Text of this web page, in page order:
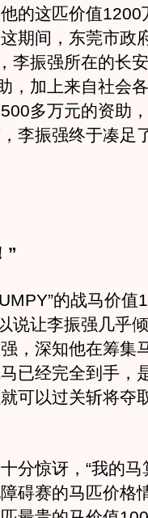
的这匹价值1200
期间，东莞市政
李振强所在的长
，加上来自社会
多万元的资助
李振强终于凑足
”
的战马价值
说让李振强几乎
，深知他在筹集
已经完全到手，
可以过关斩将夺
惊讶，“我的马
碍赛的马匹价格